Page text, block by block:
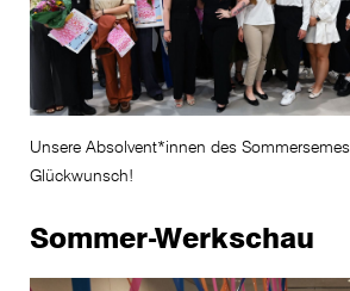
Unsere Absolvent*innen des
Glückwunsch!
Sommer-Werkschau